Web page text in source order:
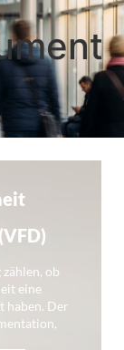
ob
eine
haben. Der